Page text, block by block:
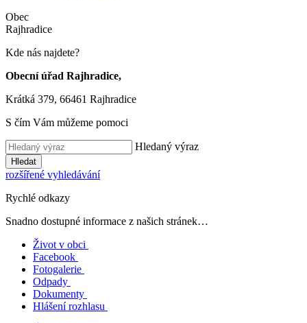
Obec
Rajhradice
Kde nás najdete?
Obecní úřad Rajhradice,
Krátká 379, 66461 Rajhradice
S čím Vám můžeme pomoci
Hledaný výraz
Hledat
rozšířené vyhledávání
Rychlé odkazy
Snadno dostupné informace z našich stránek…
Život v obci
Facebook
Fotogalerie
Odpady
Dokumenty
Hlášení rozhlasu